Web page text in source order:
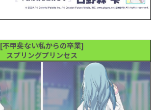
[不甲斐ない私からの卒業]
スプリングプリンセス